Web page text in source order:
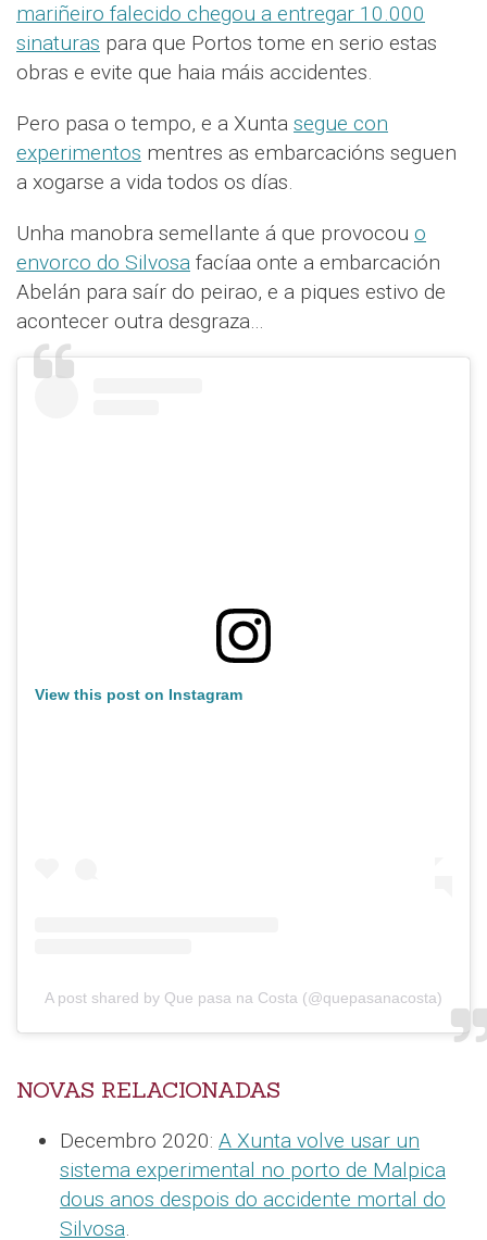
mariñeiro falecido chegou a entregar 10.000
sinaturas para que Portos tome en serio estas
obras e evite que haia máis accidentes.
Pero pasa o tempo, e a Xunta segue con
experimentos mentres as embarcacións seguen
a xogarse a vida todos os días.
Unha manobra semellante á que provocou o
envorco do Silvosa facíaa onte a embarcación
Abelán para saír do peirao, e a piques estivo de
acontecer outra desgraza…
View this post on Instagram
A post shared by Que pasa na Costa (@quepasanacosta)
NOVAS RELACIONADAS
Decembro 2020: A Xunta volve usar un
sistema experimental no porto de Malpica
dous anos despois do accidente mortal do
Silvosa.